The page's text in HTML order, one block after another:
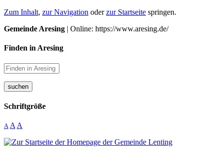
Zum Inhalt, zur Navigation oderzur Startseite springen.
Gemeinde Aresing | Online: https://www.aresing.de/
Finden in Aresing
suchen
Schriftgröße
A A A